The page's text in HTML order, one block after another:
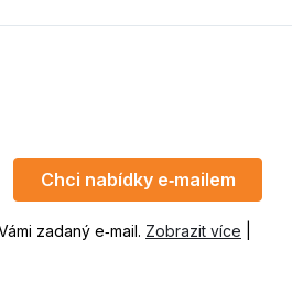
Chci nabídky e‑mailem
zadaný e‑mail. Zobrazit více